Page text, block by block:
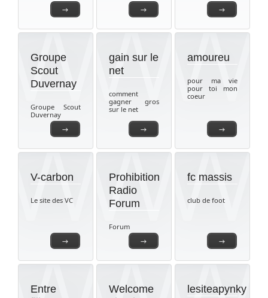
→ → →
→
Groupe
Scout
Duvernay
Groupe Scout
Duvernay
→
gain sur le
net
comment
gagner gros
sur le net
→
amoureu
pour ma vie
pour toi mon
coeur
→
V-carbon
Le site des VC
→
Prohibition
Radio
Forum
Forum
→
fc massis
club de foot
Entre
Welcome
lesiteapynky